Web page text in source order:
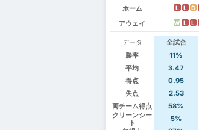
ホーム
L L D
アウェイ
W L L
データ 全試合
勝率
11%
平均
3.47
得点
0.95
失点
2.53
両チーム得点
58%
クリーンシー
ト
5%